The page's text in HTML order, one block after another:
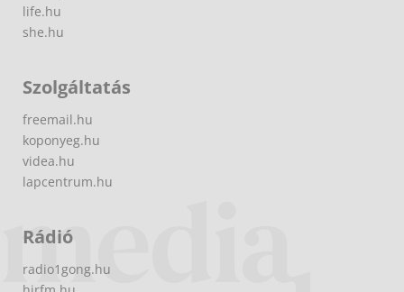
life.hu
she.hu
Szolgáltatás
freemail.hu
koponyeg.hu
videa.hu
lapcentrum.hu
Rádió
radio1gong.hu